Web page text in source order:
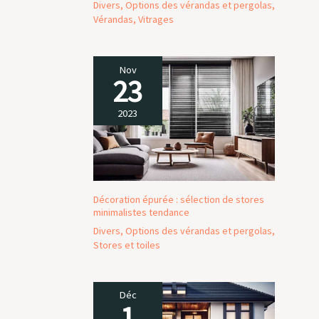
Divers, Options des vérandas et pergolas,
Vérandas, Vitrages
Nov
23
2023
Décoration épurée : sélection de stores
minimalistes tendance
Divers, Options des vérandas et pergolas,
Stores et toiles
Déc